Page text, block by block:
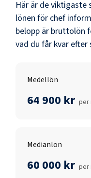
Här är de viktigaste
lönen för chef
belopp är bruttolön
vad du får kvar efter
Medellön
64 900 kr per
Medianlön
60 000 kr per